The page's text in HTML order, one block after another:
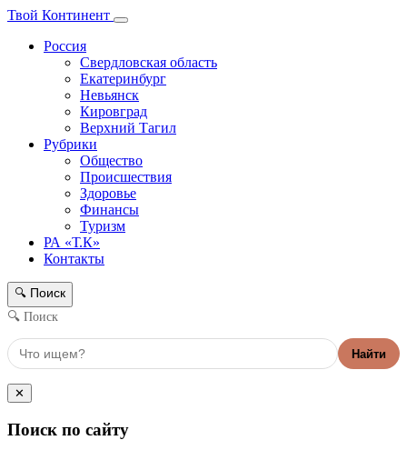
Твой Континент
Россия
Свердловская область
Екатеринбург
Невьянск
Кировград
Верхний Тагил
Рубрики
Общество
Происшествия
Здоровье
Финансы
Туризм
РА «Т.К»
Контакты
🔍 Поиск
🔍 Поиск
Найти
✕
Поиск по сайту